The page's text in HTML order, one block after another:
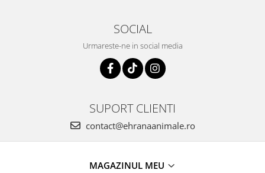
SOCIAL
Urmareste-ne in social media
SUPORT CLIENTI
contact@ehranaanimale.ro
MAGAZINUL MEU